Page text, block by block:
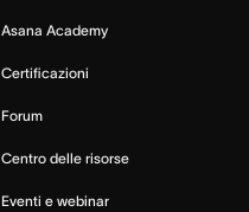
Asana Academy
Certificazioni
Forum
Centro delle risorse
Eventi e webinar